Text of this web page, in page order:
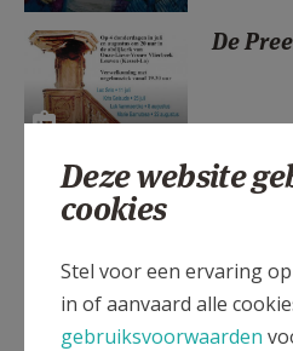
De
Deze website
cookies
Stel voor een ervaring
in of aanvaard alle
gebruiksvoorwaarden